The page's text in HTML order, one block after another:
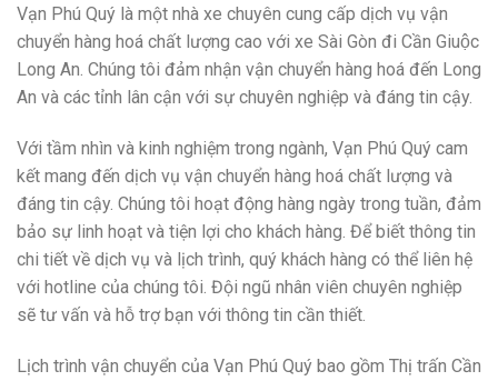
Vạn Phú Quý là một nhà xe chuyên cung cấp dịch vụ vận
chuyển hàng hoá chất lượng cao với xe Sài Gòn đi Cần Giuộc
Long An. Chúng tôi đảm nhận vận chuyển hàng hoá đến Long
An và các tỉnh lân cận với sự chuyên nghiệp và đáng tin cậy.
Với tầm nhìn và kinh nghiệm trong ngành, Vạn Phú Quý cam
kết mang đến dịch vụ vận chuyển hàng hoá chất lượng và
đáng tin cậy. Chúng tôi hoạt động hàng ngày trong tuần, đảm
bảo sự linh hoạt và tiện lợi cho khách hàng. Để biết thông tin
chi tiết về dịch vụ và lịch trình, quý khách hàng có thể liên hệ
với hotline của chúng tôi. Đội ngũ nhân viên chuyên nghiệp
sẽ tư vấn và hỗ trợ bạn với thông tin cần thiết.
Lịch trình vận chuyển của Vạn Phú Quý bao gồm Thị trấn Cần